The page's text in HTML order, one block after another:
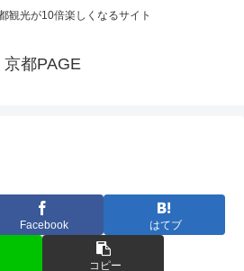
観光が10倍楽しくなるサイト
京都PAGE
Facebook はてブ
コピー